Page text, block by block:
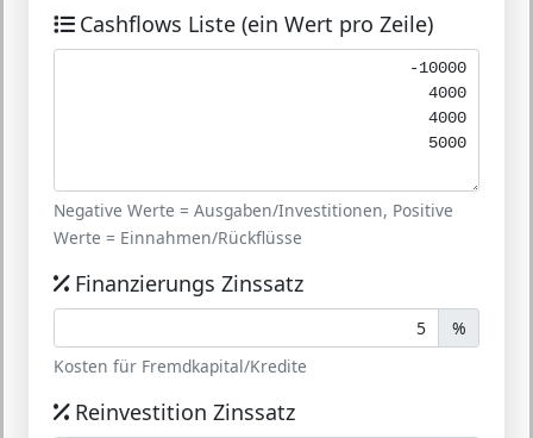
Cashflows Liste (ein Wert pro Zeile)
Negative Werte = Ausgaben/Investitionen, Positive
Werte = Einnahmen/Rückflüsse
Finanzierungs Zinssatz
%
Kosten für Fremdkapital/Kredite
Reinvestition Zinssatz